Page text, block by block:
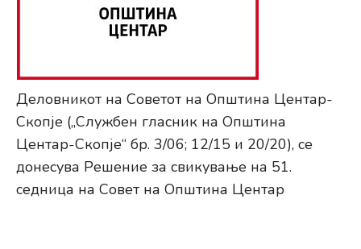
Деловникот на Советот на Општина Центар-
Скопје („Службен гласник на Општина
Центар-Скопје“ бр. 3/06; 12/15 и 20/20), се
донесува Решение за свикување на 51.
седница на Совет на Општина Центар